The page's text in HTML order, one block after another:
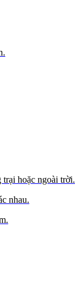
hoặc ngoài trời.
nhau.